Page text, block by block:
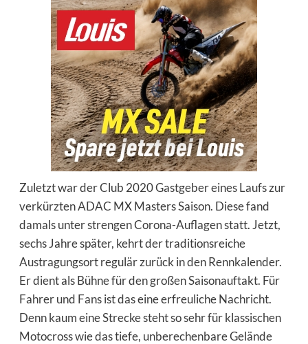
Zuletzt war der Club 2020 Gastgeber eines Laufs zur
verkürzten ADAC MX Masters Saison. Diese fand
damals unter strengen Corona-Auflagen statt. Jetzt,
sechs Jahre später, kehrt der traditionsreiche
Austragungsort regulär zurück in den Rennkalender.
Er dient als Bühne für den großen Saisonauftakt. Für
Fahrer und Fans ist das eine erfreuliche Nachricht.
Denn kaum eine Strecke steht so sehr für klassischen
Motocross wie das tiefe, unberechenbare Gelände